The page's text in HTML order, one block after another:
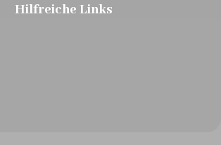
Hilfreiche Links